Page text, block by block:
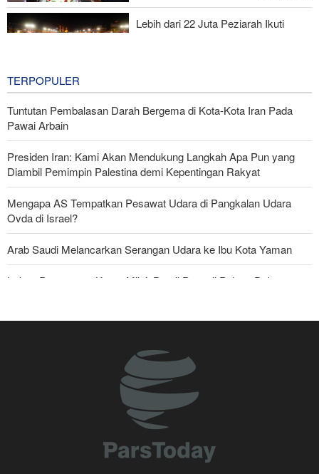
Lebih dari 22 Juta Peziarah Ikuti
TERPOPULER
Tuntutan Pembalasan Darah Bergema di Kota-Kota Iran Pada
Pawai Arbain
Presiden Iran: Kami Akan Mendukung Langkah Apa Pun yang
Diambil Pemimpin Palestina demi Kepentingan Rakyat
Mengapa AS Tempatkan Pesawat Udara di Pangkalan Udara
Ovda di Israel?
Arab Saudi Melancarkan Serangan Udara ke Ibu Kota Yaman
Imbas Pernyataan Kasar Milei; Brasil Panggil Pulang Dubes
Militer Yaman Serang Kapal Tanker Minyak Saudi
Skandal Persenjataan: Dokumen Bocor Ungkap Penjualan Drone
dan Rudal Israel ke UEA Miliaran Dolar